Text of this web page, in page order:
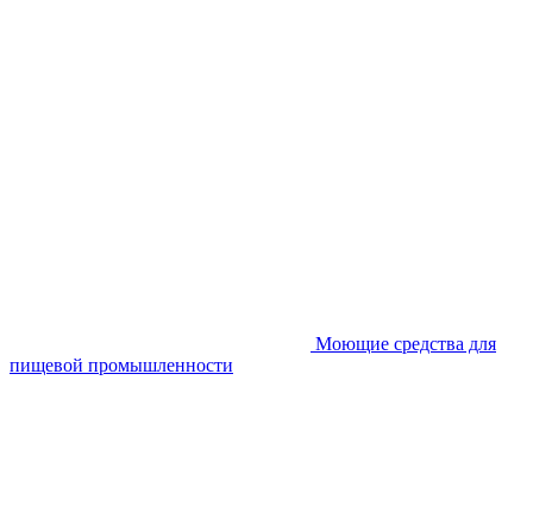
Моющие средства для
пищевой промышленности